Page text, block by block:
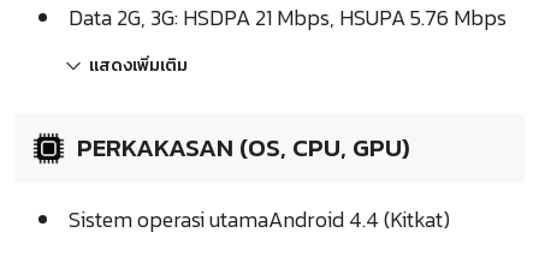
Data 2G, 3G: HSDPA 21 Mbps, HSUPA 5.76 Mbps
แสดงเพิ่มเติม
PERKAKASAN (OS, CPU, GPU)
Sistem operasi utamaAndroid 4.4 (Kitkat)